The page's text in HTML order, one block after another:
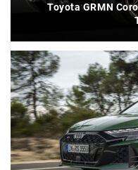
Toyota GRMN